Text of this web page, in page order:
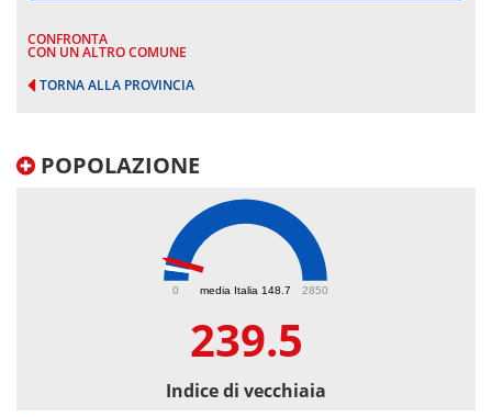
CONFRONTA
CON UN ALTRO COMUNE
TORNA ALLA PROVINCIA
POPOLAZIONE
media Italia 148.7
0 2850
239.5
Indice di vecchiaia